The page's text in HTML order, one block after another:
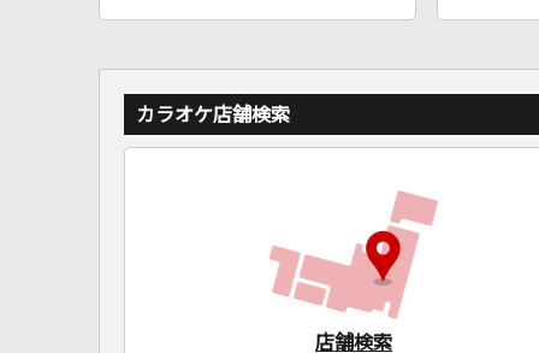
カラオケ店舗検索
店舗検索